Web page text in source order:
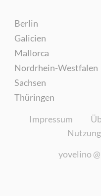
Berlin
Galicien
Mallorca
Nordrhein-Westfalen
Sachsen
Thüringen
Impressum
yovelino @